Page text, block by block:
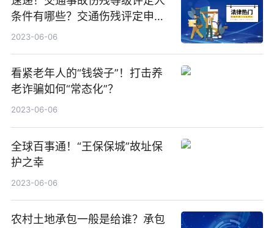
条件有哪些？交通伤残评定申请
流程了解吗？
2023-06-06
看紧老年人的“钱袋子”！打击养
老诈骗如何“常态化”？
2023-06-06
全球百事通！“王保保城”故址保
护之幸
2023-06-06
农村土地承包一般是给谁？承包